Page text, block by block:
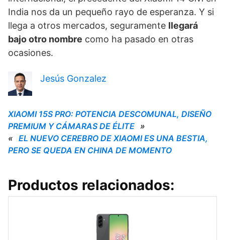
India nos da un pequeño rayo de esperanza. Y si
llega a otros mercados, seguramente llegará
bajo otro nombre como ha pasado en otras
ocasiones.
Jesús Gonzalez
XIAOMI 15S PRO: POTENCIA DESCOMUNAL, DISEÑO
PREMIUM Y CÁMARAS DE ÉLITE »
« EL NUEVO CEREBRO DE XIAOMI ES UNA BESTIA,
PERO SE QUEDA EN CHINA DE MOMENTO
Productos relacionados: